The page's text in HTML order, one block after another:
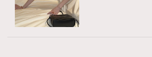
FigaroMasterclass 20